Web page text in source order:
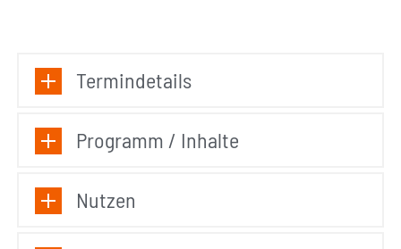
Termindetails
Programm / Inhalte
Nutzen